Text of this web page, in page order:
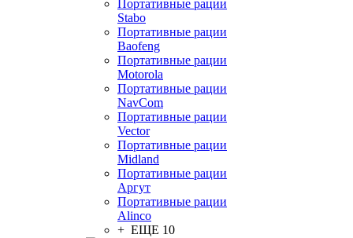
Портативные рации
Stabo
Портативные рации
Baofeng
Портативные рации
Motorola
Портативные рации
NavCom
Портативные рации
Vector
Портативные рации
Midland
Портативные рации
Аргут
Портативные рации
Alinco
+ ЕЩЕ 10